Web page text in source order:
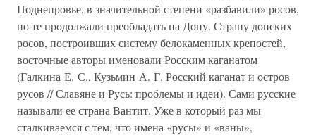
Поднепровье, в значительной степени «разбавили» росов,
но те продолжали преобладать на Дону. Страну донских
росов, построивших систему белокаменных крепостей,
восточные авторы именовали Росским каганатом
(Галкина Е. С., Кузьмин А. Г. Росский каганат и остров
русов // Славяне и Русь: проблемы и идеи). Сами русские
называли ее страна Вантит. Уже в который раз мы
сталкиваемся с тем, что имена «русы» и «ваны»,